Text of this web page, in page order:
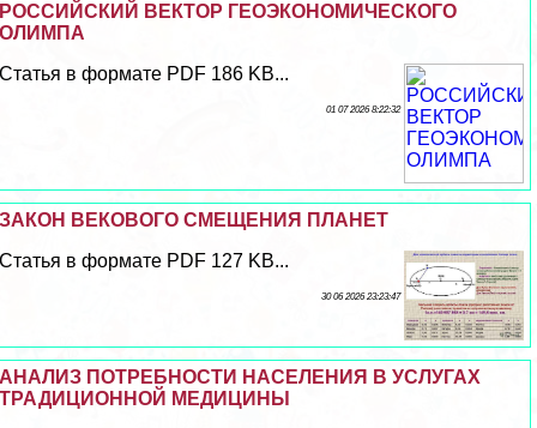
РОССИЙСКИЙ ВЕКТОР ГЕОЭКОНОМИЧЕСКОГО
ОЛИМПА
Статья в формате PDF 186 KB...
01 07 2026 8:22:32
ЗАКОН ВЕКОВОГО СМЕЩЕНИЯ ПЛАНЕТ
Статья в формате PDF 127 KB...
30 06 2026 23:23:47
АНАЛИЗ ПОТРЕБНОСТИ НАСЕЛЕНИЯ В УСЛУГАХ
ТРАДИЦИОННОЙ МЕДИЦИНЫ